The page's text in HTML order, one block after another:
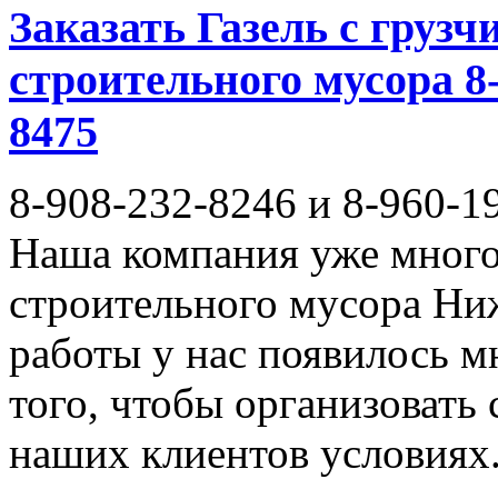
Заказать Газель с
строительного мусора
8475
8-908-232-8246 и 8-960-
Наша компания уже много
строительного мусора
работы у нас появилось
того, чтобы
наших клиентов